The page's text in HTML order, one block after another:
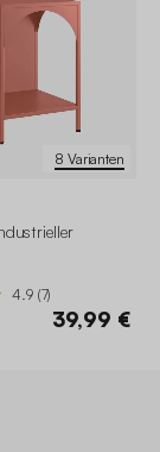
8 Varianten
4.9 (7)
39,99 €